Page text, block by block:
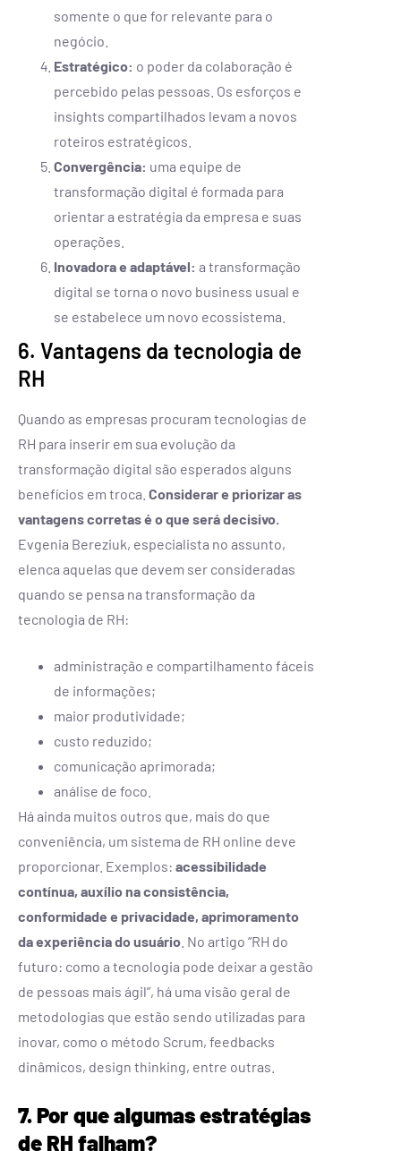
somente o que for relevante para o
negócio.
Estratégico: o poder da colaboração é
percebido pelas pessoas. Os esforços e
insights compartilhados levam a novos
roteiros estratégicos.
Convergência: uma equipe de
transformação digital é formada para
orientar a estratégia da empresa e suas
operações.
Inovadora e adaptável: a transformação
digital se torna o novo business usual e
se estabelece um novo ecossistema.
6. Vantagens da tecnologia de
RH
Quando as empresas procuram tecnologias de
RH para inserir em sua evolução da
transformação digital são esperados alguns
benefícios em troca. Considerar e priorizar as
vantagens corretas é o que será decisivo.
Evgenia Bereziuk, especialista no assunto,
elenca aquelas que devem ser consideradas
quando se pensa na transformação da
tecnologia de RH:
administração e compartilhamento fáceis
de informações;
maior produtividade;
custo reduzido;
comunicação aprimorada;
análise de foco.
Há ainda muitos outros que, mais do que
conveniência, um sistema de RH online deve
proporcionar. Exemplos: acessibilidade
contínua, auxílio na consistência,
conformidade e privacidade, aprimoramento
da experiência do usuário . No artigo “RH do
futuro: como a tecnologia pode deixar a gestão
de pessoas mais ágil”, há uma visão geral de
metodologias que estão sendo utilizadas para
inovar, como o método Scrum, feedbacks
dinâmicos, design thinking, entre outras.
7. Por que algumas estratégias
de RH falham?